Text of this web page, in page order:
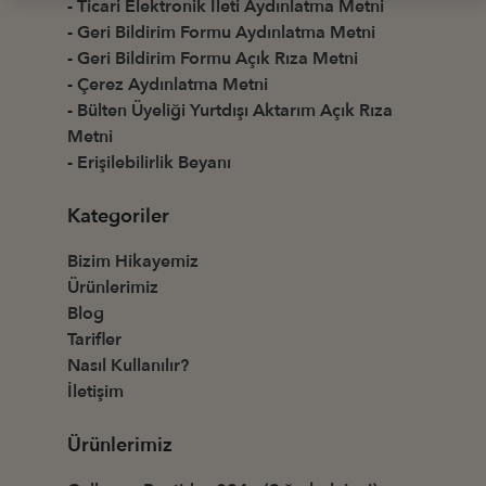
-Ticari Elektronik İleti Aydınlatma Metni
-Geri Bildirim Formu Aydınlatma Metni
-Geri Bildirim Formu Açık Rıza Metni
-Çerez Aydınlatma Metni
- Bülten Üyeliği Yurtdışı Aktarım Açık Rıza
Metni
- Erişilebilirlik Beyanı
Kategoriler
Bizim Hikayemiz
Ürünlerimiz
Blog
Tarifler
Nasıl Kullanılır?
İletişim
Ürünlerimiz